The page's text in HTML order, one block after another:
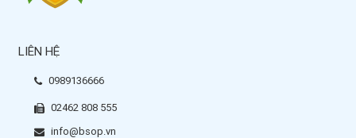
LIÊN HỆ
0989136666
02462 808 555
info@bsop.vn